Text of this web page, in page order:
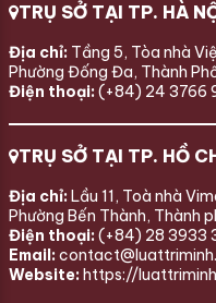
TRỤ SỞ TẠI TP. HÀ
Địa chỉ: Tầng 5, Tòa nhà
Phường Đống Đa, Thành
Điện thoại: (+84) 24 3766
TRỤ SỞ TẠI TP. HỒ
Địa chỉ: Lầu 11, Toà nhà
Phường Bến Thành, Thành
Điện thoại: (+84) 28 3933
Email:
Website: https://